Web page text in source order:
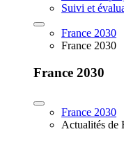
Suivi et
France 2030
France 2030
France 2030
France 2030
Actualités de